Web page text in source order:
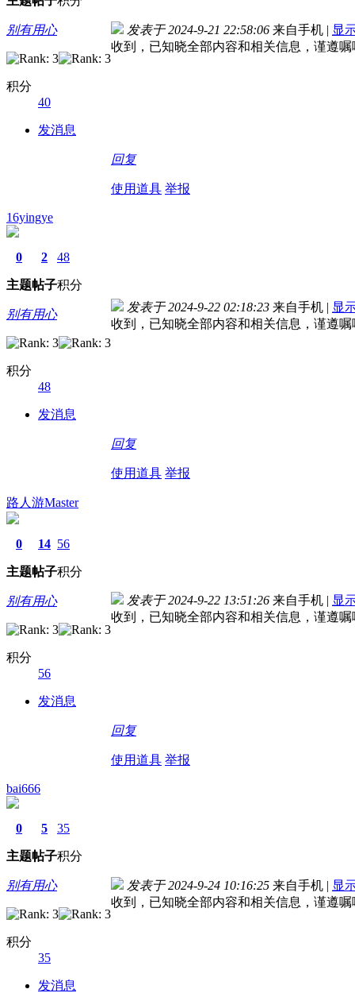
别有用心
积分
40
发消息
发表于 2024-9-21 22:58:06 来自手机 | 显
收到，已知晓全部内容和相关信息，谨遵嘱
回复
使用道具 举报
16yingye
0
主题
2
帖子
48
积分
别有用心
积分
48
发消息
发表于 2024-9-22 02:18:23 来自手机 | 显
收到，已知晓全部内容和相关信息，谨遵嘱
回复
使用道具 举报
路人游Master
0
主题
14
帖子
56
积分
别有用心
积分
56
发消息
发表于 2024-9-22 13:51:26 来自手机 | 显
收到，已知晓全部内容和相关信息，谨遵嘱
回复
使用道具 举报
bai666
0
主题
5
帖子
35
积分
别有用心
积分
35
发消息
发表于 2024-9-24 10:16:25 来自手机 | 显
收到，已知晓全部内容和相关信息，谨遵嘱